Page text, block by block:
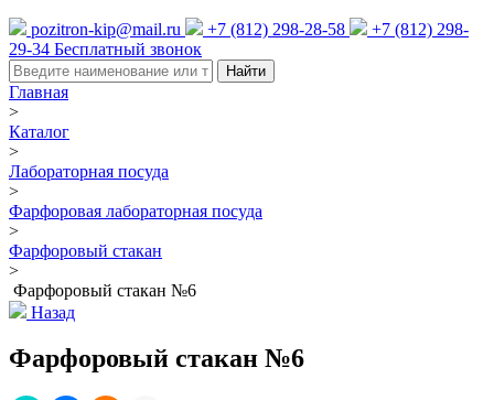
pozitron-kip@mail.ru +7 (812) 298-28-58
+7 (812) 298-
29-34 Бесплатный звонок
Найти
Главная
>
Каталог
>
Лабораторная посуда
>
Фарфоровая лабораторная посуда
>
Фарфоровый стакан
>
Фарфоровый стакан №6
Назад
Фарфоровый стакан №6